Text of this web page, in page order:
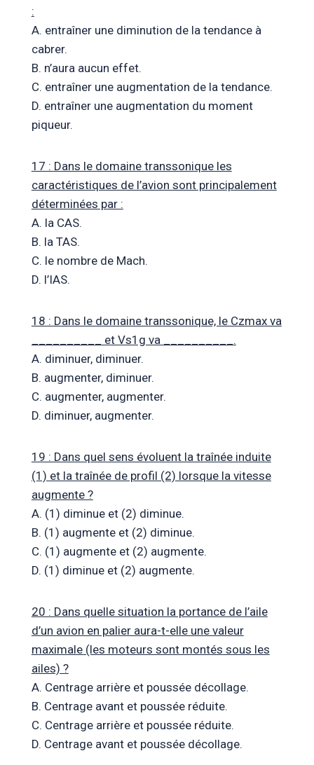
:
A. entraîner une diminution de la tendance à
cabrer.
B. n’aura aucun effet.
C. entraîner une augmentation de la tendance.
D. entraîner une augmentation du moment
piqueur.
17 : Dans le domaine transsonique les
caractéristiques de l’avion sont principalement
déterminées par :
A. la CAS.
B. la TAS.
C. le nombre de Mach.
D. l’IAS.
18 : Dans le domaine transsonique, le Czmax va
__________ et Vs1g va __________.
A. diminuer, diminuer.
B. augmenter, diminuer.
C. augmenter, augmenter.
D. diminuer, augmenter.
19 : Dans quel sens évoluent la traînée induite
(1) et la traînée de profil (2) lorsque la vitesse
augmente ?
A. (1) diminue et (2) diminue.
B. (1) augmente et (2) diminue.
C. (1) augmente et (2) augmente.
D. (1) diminue et (2) augmente.
20 : Dans quelle situation la portance de l’aile
d’un avion en palier aura-t-elle une valeur
maximale (les moteurs sont montés sous les
ailes) ?
A. Centrage arrière et poussée décollage.
B. Centrage avant et poussée réduite.
C. Centrage arrière et poussée réduite.
D. Centrage avant et poussée décollage.